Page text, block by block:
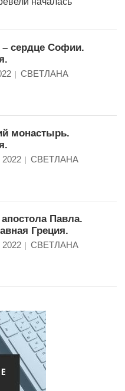
– сердце Софии.
СВЕТЛАНА
монастырь.
СВЕТЛАНА
Павла.
Греция.
СВЕТЛАНА